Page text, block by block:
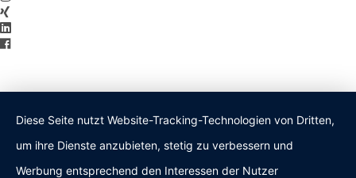
Diese Seite nutzt Website-Tracking-Technologien von Dritten,
um ihre Dienste anzubieten, stetig zu verbessern und
Werbung entsprechend den Interessen der Nutzer